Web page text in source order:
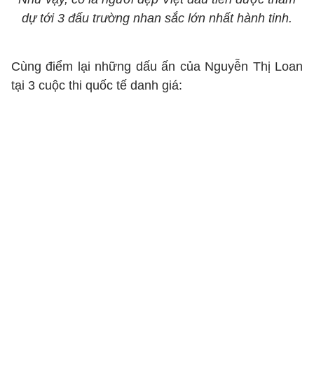
dự tới 3 đấu trường nhan sắc lớn nhất hành tinh.
Cùng điểm lại những dấu ấn của Nguyễn Thị Loan
tại 3 cuộc thi quốc tế danh giá: